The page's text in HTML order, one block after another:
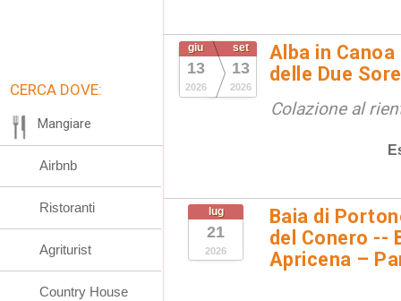
giu
13
2026
set
13
2026
Alba in
delle Due
Colazione al
lug
21
2026
Baia di
del Conero --
Apricena –
CERCA DOVE:
Mangiare
Airbnb
Ristoranti
Agriturist
Country House